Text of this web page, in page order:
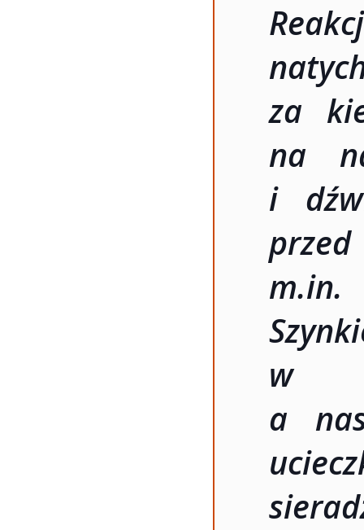
za
na
i
w
a